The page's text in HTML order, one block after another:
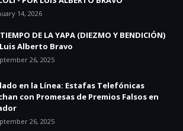
14, 2026
DE LA YAPA (DIEZMO Y BENDICIÓN)
Alberto Bravo
26, 2025
en la Línea: Estafas Telefónicas
con Promesas de Premios Falsos en
26, 2025